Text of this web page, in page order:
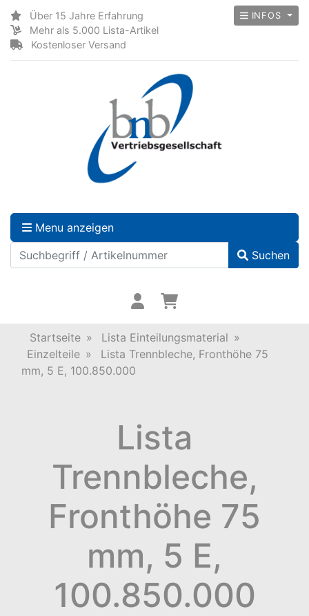
INFOS
Über 15 Jahre Erfahrung
Mehr als 5.000 Lista-Artikel
Kostenloser Versand
Menu anzeigen
Suchen
Startseite » Lista Einteilungsmaterial »
Einzelteile »
Lista Trennbleche, Fronthöhe 75
mm, 5 E, 100.850.000
Lista
Trennbleche,
Fronthöhe 75
mm, 5 E,
100.850.000